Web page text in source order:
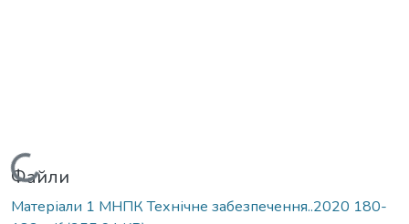
Вантажиться...
Файли
Матеріали 1 МНПК Технічне забезпечення..2020 180-